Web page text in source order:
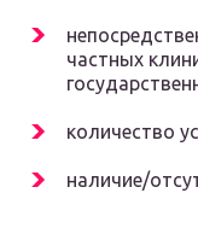
частных
количество
наличие/